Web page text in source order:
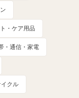
・ケア用品
・通信・家電
イクル